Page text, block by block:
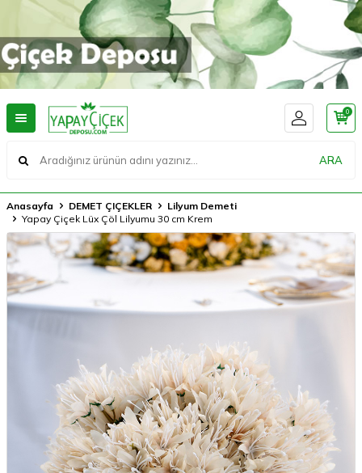
ARA
0
Anasayfa DEMET ÇIÇEKLER
Lilyum Demeti
Yapay Çiçek Lüx Çöl Lilyumu 30 cm Krem